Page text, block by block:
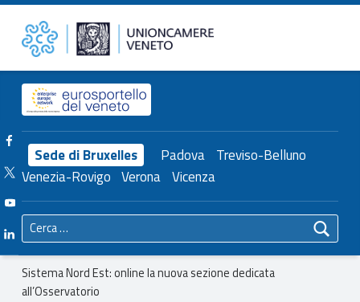
Sistema Nord Est: online la nuova sezione dedicata all’Osservatorio – Unioncamere del Veneto Unioncamere del Veneto
Header info sidebar
Sede di Bruxelles Padova Treviso-Belluno
Venezia-Rovigo Verona Vicenza
Facebook Unioncamere Veneto
Twitter Unioncamere Veneto
Youtube Unioncamere Veneto
Linkedin Unioncamere Veneto
Ricerca per:
Breadcrumbs navigation
Sistema Nord Est: online la nuova sezione dedicata
all’Osservatorio